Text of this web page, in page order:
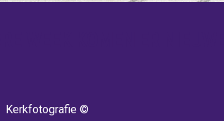
Kerkfotografie ©